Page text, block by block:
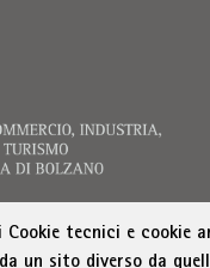
tecnici e cookie
un sito diverso da